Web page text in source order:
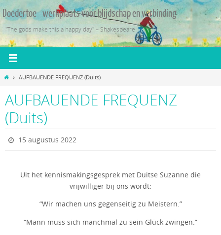
Ga
naar
de
inhoud
Doedertoe - werkplaats voor blijdschap en verbinding
"The gods make this a happy day" – Shakespeare
HomeAUFBAUENDE FREQUENZ (Duits)
AUFBAUENDE FREQUENZ
(Duits)
15 augustus 2022
Uit het kennismakingsgesprek met Duitse Suzanne die
vrijwilliger bij ons wordt:
“Wir machen uns gegenseitig zu Meistern.”
“Mann muss sich manchmal zu sein Glück zwingen.”